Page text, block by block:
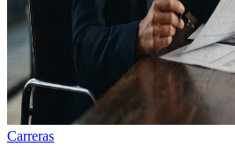
Carreras